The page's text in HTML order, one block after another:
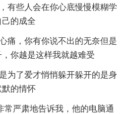
些人会在你心底慢慢模糊学
的成全
，你有你说不出的无奈但是
你越是这样我就越难受
了爱才悄悄躲开躲开的是身
的情怀
严肃地告诉我，他的电脑通